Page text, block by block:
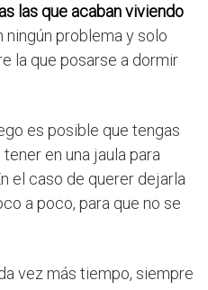
las que acaban viviendo
ningún problema y solo
la que posarse a dormir
es posible que tengas
en una jaula para
el caso de querer dejarla
a poco, para que no se
vez más tiempo, siempre